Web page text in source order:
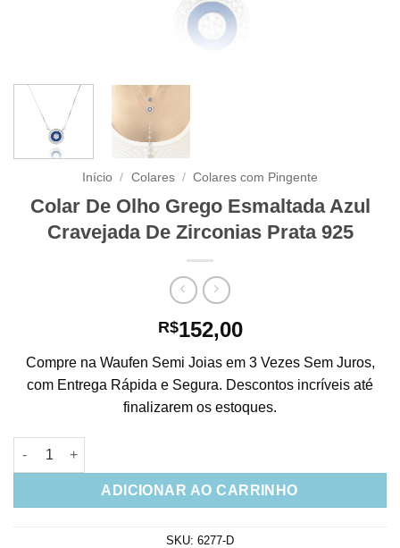
Início / Colares / Colares com Pingente
Colar De Olho Grego Esmaltada Azul
Cravejada De Zirconias Prata 925
R$152,00
Compre na Waufen Semi Joias em 3 Vezes Sem Juros,
com Entrega Rápida e Segura. Descontos incríveis até
finalizarem os estoques.
Colar De Olho Grego Esmaltada Azul Cravejada De Zirconias
ADICIONAR AO CARRINHO
SKU: 6277-D